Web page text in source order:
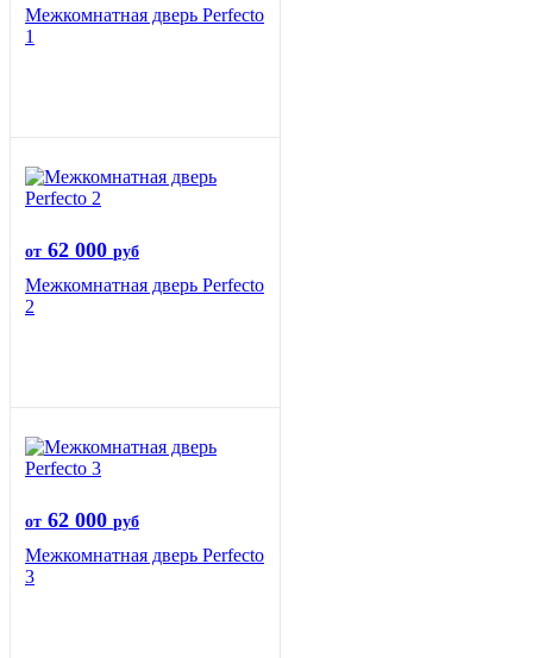
Межкомнатная дверь Perfecto
1
от 62 000 руб
Межкомнатная дверь Perfecto
2
от 62 000 руб
Межкомнатная дверь Perfecto
3